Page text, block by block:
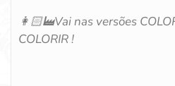
👩🏻‍🏭Vai nas versões
COLORIR !